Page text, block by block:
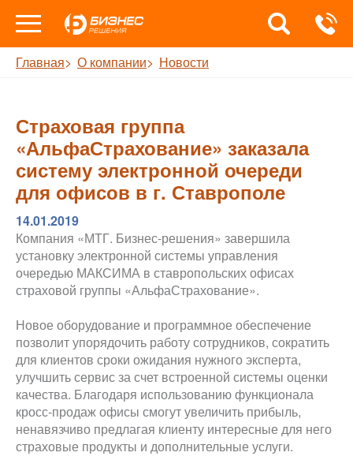
Главная О компании Новости
Страховая группа
«АльфаСтрахование» заказала
систему электронной очереди
для офисов в г. Ставрополе
14.01.2019
Компания «МТГ. Бизнес-решения» завершила
установку электронной системы управления
очередью МАКСИМА в ставропольских офисах
страховой группы «АльфаСтрахование».
Новое оборудование и программное обеспечение
позволит упорядочить работу сотрудников, сократить
для клиентов сроки ожидания нужного эксперта,
улучшить сервис за счет встроенной системы оценки
качества. Благодаря использованию функционала
кросс-продаж офисы смогут увеличить прибыль,
ненавязчиво предлагая клиенту интересные для него
страховые продукты и дополнительные услуги.